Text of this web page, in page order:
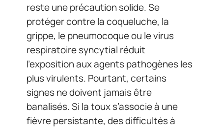
reste une précaution solide. Se
protéger contre la coqueluche, la
grippe, le pneumocoque ou le virus
respiratoire syncytial réduit
l’exposition aux agents pathogènes les
plus virulents. Pourtant, certains
signes ne doivent jamais être
banalisés. Si la toux s’associe à une
fièvre persistante, des difficultés à